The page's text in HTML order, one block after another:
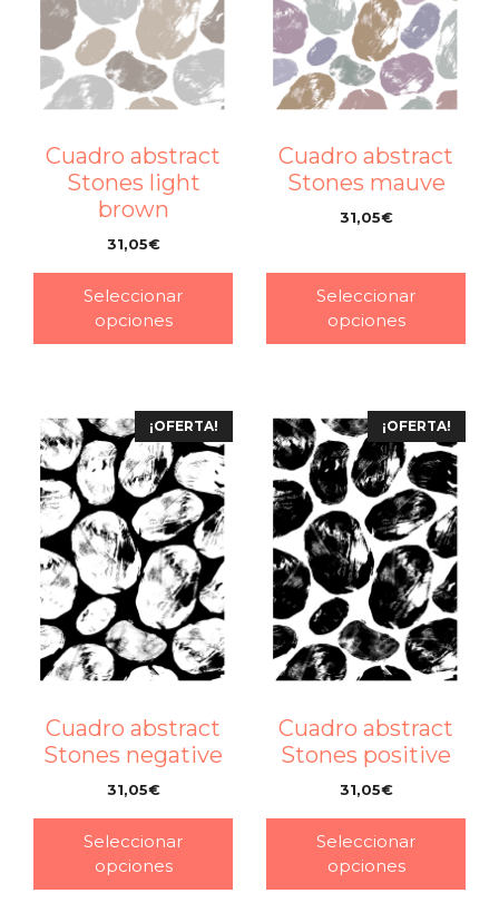
Cuadro abstract
Stones light
brown
31,05€
Seleccionar
opciones
Cuadro abstract
Stones mauve
31,05€
Seleccionar
opciones
¡OFERTA!
Cuadro abstract
Stones negative
31,05€
Seleccionar
opciones
¡OFERTA!
Cuadro abstract
Stones positive
31,05€
Seleccionar
opciones